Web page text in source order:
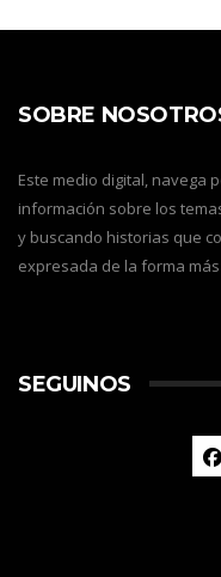
SOBRE
Este medio digital, navega
información sobre los
y buscando historias que
expresada de la forma
SEGUINOS